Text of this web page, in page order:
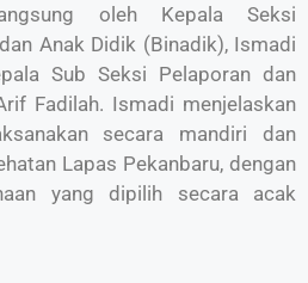
oleh Kepala Seksi
Anak Didik (Binadik), Ismadi
Sub Seksi Pelaporan dan
Fadilah. Ismadi menjelaskan
secara mandiri dan
Lapas Pekanbaru, dengan
yang dipilih secara acak